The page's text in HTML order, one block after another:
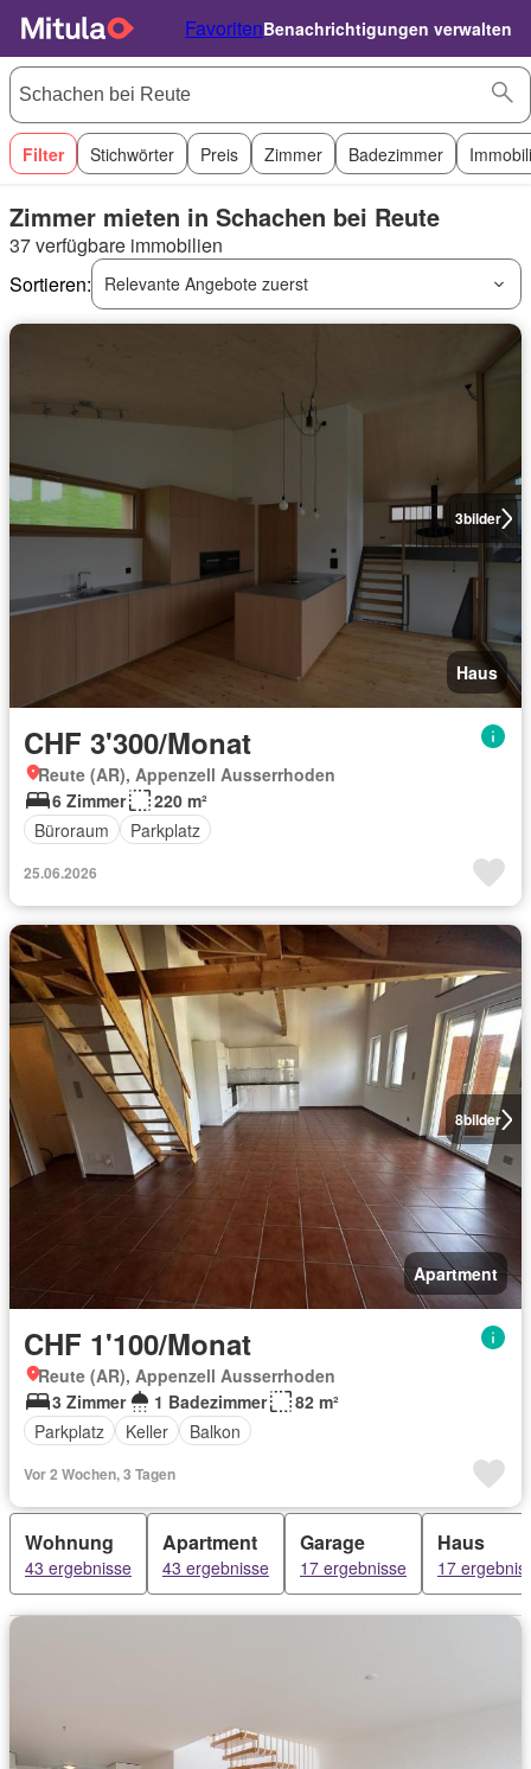
FavoritenBenachrichtigungen verwalten
Filter Stichwörter Preis Zimmer Badezimmer
Zimmer mieten in Schachen bei Reute
37 verfügbare immobilien
Sortieren:
Relevante Angebote zuerst
3bilder
Haus
CHF 3'300/Monat
Reute (AR), Appenzell Ausserrhoden
6 Zimmer
220 m²
Büroraum
Parkplatz
25.06.2026
8bilder
Apartment
CHF 1'100/Monat
Reute (AR), Appenzell Ausserrhoden
3 Zimmer
1 Badezimmer
82 m²
Parkplatz
Keller Balkon
Vor 2 Wochen, 3 Tagen
Wohnung
43 ergebnisse
Apartment
43 ergebnisse
Garage
17 ergebnisse
Haus
17